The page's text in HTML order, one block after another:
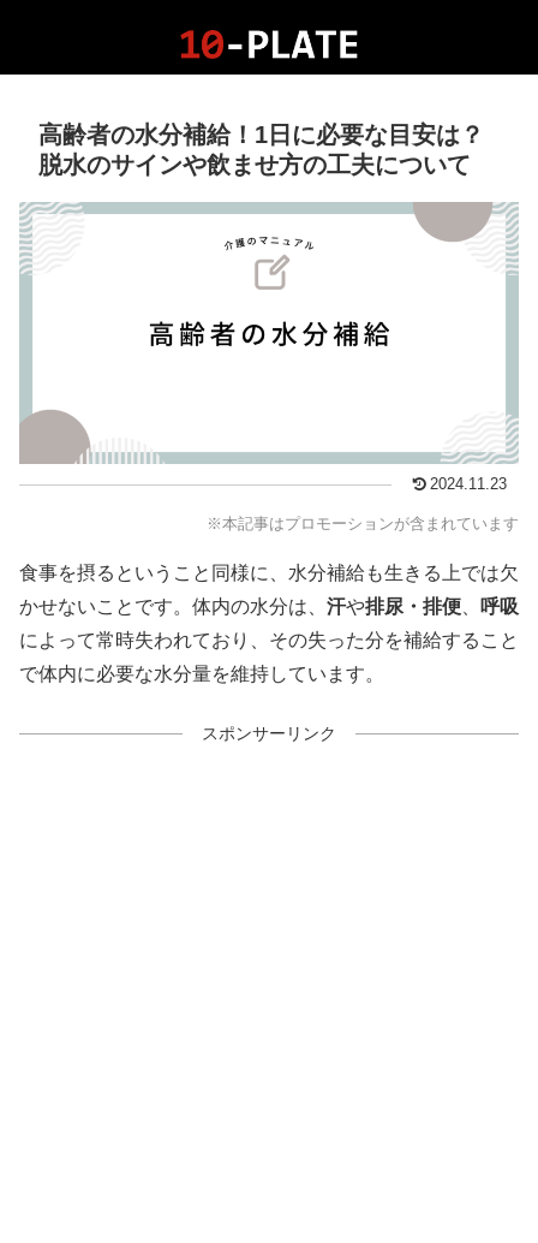
高齢者の水分補給！1日に必要な目安は？
脱水のサインや飲ませ方の工夫について
2024.11.23
※本記事はプロモーションが含まれています
食事を摂るということ同様に、水分補給も生きる上では欠
かせないことです。体内の水分は、 汗や排尿・排便
呼吸
によって常時失われており、その失った分を補給すること
で体内に必要な水分量を維持しています。
スポンサーリンク